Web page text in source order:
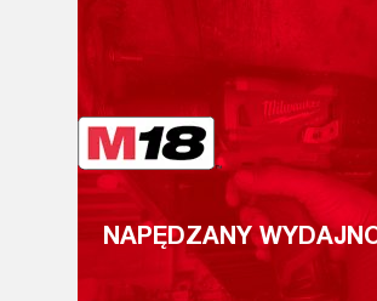
NAPĘDZANY